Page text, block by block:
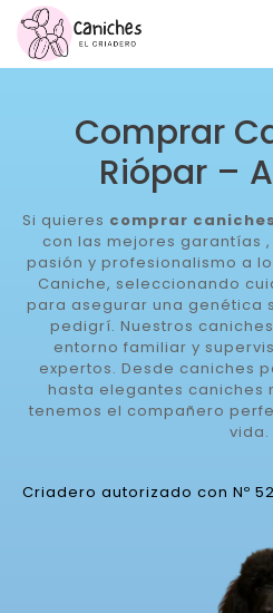
Comprar
Riópar –
Si quieres comprar
con las mejores garantías
pasión y profesionalismo a
Caniche, seleccionando
para asegurar una genética
pedigrí. Nuestros
entorno familiar y
expertos. Desde caniches
hasta elegantes caniches
tenemos el compañero
vida.
Criadero autorizado con Nº